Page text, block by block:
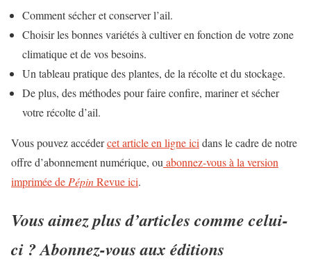
Comment sécher et conserver l’ail.
Choisir les bonnes variétés à cultiver en fonction de votre zone
climatique et de vos besoins.
Un tableau pratique des plantes, de la récolte et du stockage.
De plus, des méthodes pour faire confire, mariner et sécher
votre récolte d’ail.
Vous pouvez accédercet article en ligne icidans le cadre de notre
offre d’abonnement numérique, ouabonnez-vous à la version
imprimée dePépinRevue ici.
Vous aimez plus d’articles comme celui-
ci ? Abonnez-vous aux éditions